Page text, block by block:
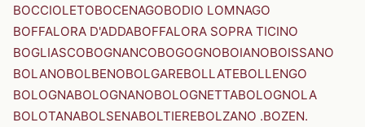
BOCCIOLETOBOCENAGOBODIO LOMNAGO
BOFFALORA D'ADDABOFFALORA SOPRA TICINO
BOGLIASCOBOGNANCOBOGOGNOBOIANOBOISSANO
BOLANOBOLBENOBOLGAREBOLLATEBOLLENGO
BOLOGNABOLOGNANOBOLOGNETTABOLOGNOLA
BOLOTANABOLSENABOLTIEREBOLZANO .BOZEN.